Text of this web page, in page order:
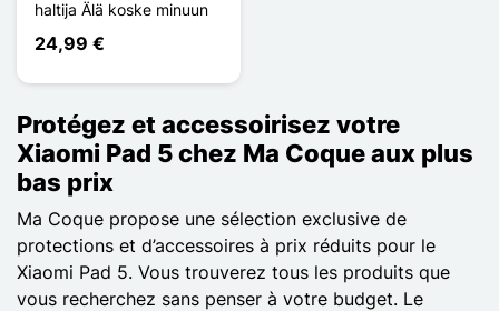
haltija Älä koske minuun
24,99 €
Protégez et accessoirisez votre
Xiaomi Pad 5 chez Ma Coque aux plus
bas prix
Ma Coque propose une sélection exclusive de
protections et d’accessoires à prix réduits pour le
Xiaomi Pad 5. Vous trouverez tous les produits que
vous recherchez sans penser à votre budget. Le